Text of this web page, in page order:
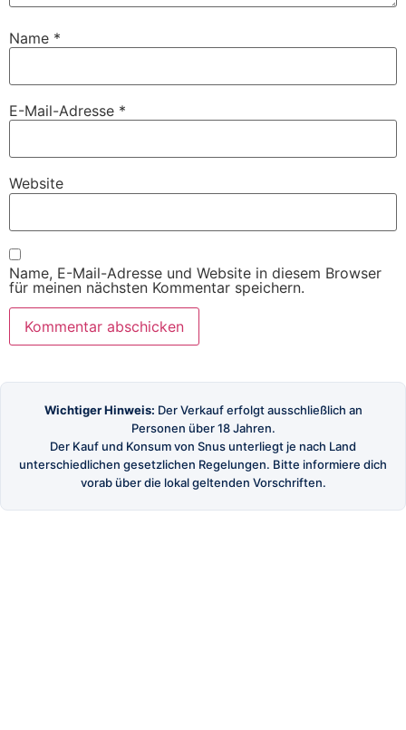
Name *
E-Mail-Adresse *
Website
Name, E-Mail-Adresse und Website in diesem Browser
für meinen nächsten Kommentar speichern.
Wichtiger Hinweis: Der Verkauf erfolgt ausschließlich an
Personen über 18 Jahren.
Der Kauf und Konsum von Snus unterliegt je nach Land
unterschiedlichen gesetzlichen Regelungen. Bitte informiere dich
vorab über die lokal geltenden Vorschriften.